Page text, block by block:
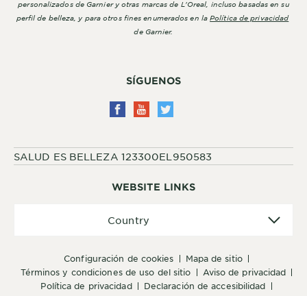
WEBSITE LINKS
configuración de cookies
mapa de sitio
términos y condiciones de uso del sitio
aviso de privacidad
política de privacidad
declaración de accesibilidad
Country
SÍGUENOS
SALUD ES BELLEZA 123300EL950583
personalizados de Garnier y otras marcas de L'Oreal, incluso basadas en su
perfil de belleza, y para otros fines enumerados en laPolítica de privacidad
de Garnier.